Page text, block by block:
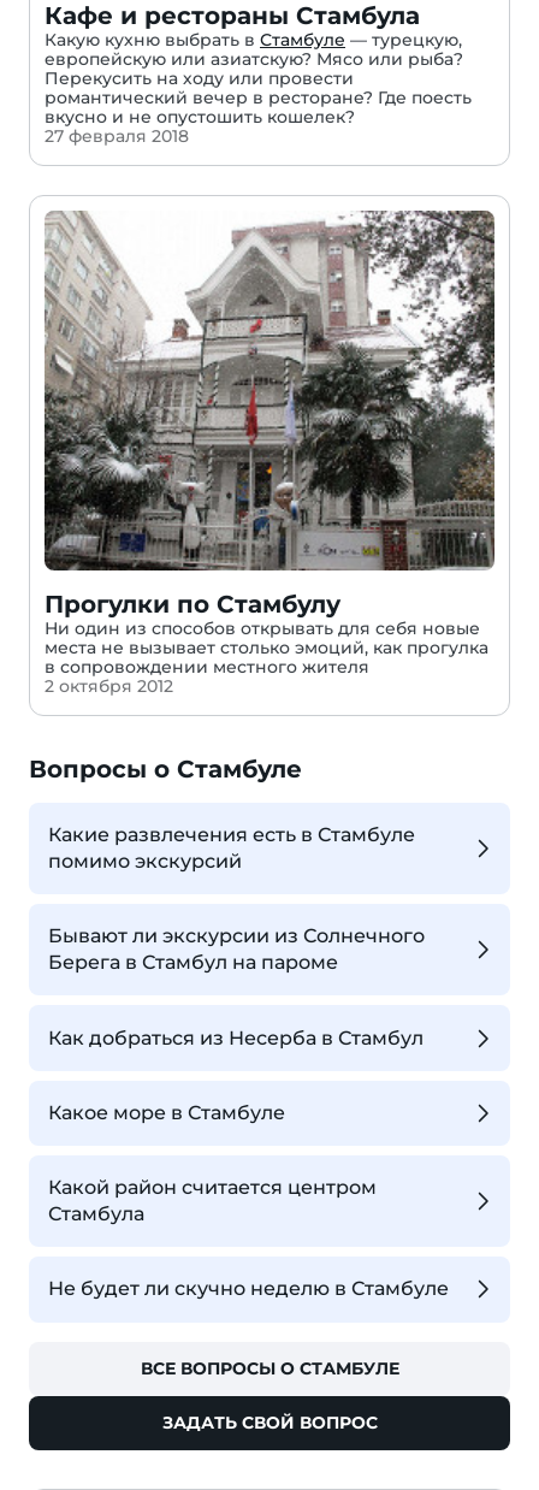
Кафе и рестораны Стамбула
Какую кухню выбрать в Стамбуле — турецкую,
европейскую или азиатскую? Мясо или рыба?
Перекусить на ходу или провести
романтический вечер в ресторане? Где поесть
вкусно и не опустошить кошелек?
27 февраля 2018
Прогулки по Стамбулу
Ни один из способов открывать для себя новые
места не вызывает столько эмоций, как прогулка
в сопровождении местного жителя
2 октября 2012
Вопросы о Стамбуле
Какие развлечения есть в Стамбуле
помимо экскурсий
Бывают ли экскурсии из Солнечного
Берега в Стамбул на пароме
Как добраться из Несерба в Стамбул
Какое море в Стамбуле
Какой район считается центром
Стамбула
Не будет ли скучно неделю в Стамбуле
ВСЕ ВОПРОСЫ О СТАМБУЛЕ
ЗАДАТЬ СВОЙ ВОПРОС